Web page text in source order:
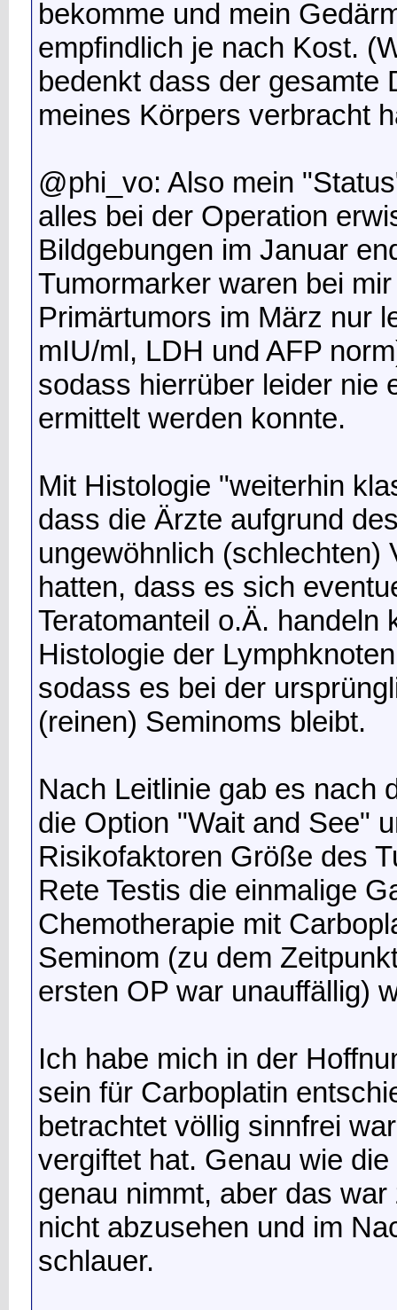
bekomme und mein
empfindlich je nach Kost.
bedenkt dass der gesamte
meines Körpers verbracht
@phi_vo: Also mein
alles bei der Operation
Bildgebungen im Januar
Tumormarker waren bei
Primärtumors im März nur
mIU/ml, LDH und AFP
sodass hierrüber leider nie
ermittelt werden konnte.
Mit Histologie "weiterhin
dass die Ärzte aufgrund
ungewöhnlich (schlechten)
hatten, dass es sich
Teratomanteil o.Ä. handeln
Histologie der
sodass es bei der
(reinen) Seminoms bleibt.
Nach Leitlinie gab es nach
die Option "Wait and See"
Risikofaktoren Größe des
Rete Testis die einmalige
Chemotherapie mit
Seminom (zu dem
ersten OP war unauffällig)
Ich habe mich in der
sein für Carboplatin
betrachtet völlig sinnfrei
vergiftet hat. Genau wie
genau nimmt, aber das
nicht abzusehen und im
schlauer.